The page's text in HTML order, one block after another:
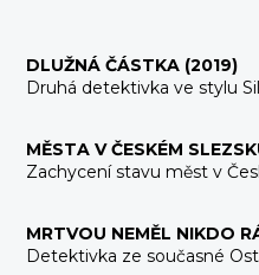
DLUŽNÁ ČÁSTKA (2019)
Druhá detektivka ve stylu
MĚSTA V ČESKÉM
Zachycení stavu měst v
MRTVOU NEMĚL NIKDO
Detektivka ze současné